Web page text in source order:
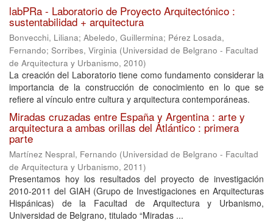
labPRa - Laboratorio de Proyecto Arquitectónico :
sustentabilidad + arquitectura
Bonvecchi, Liliana; Abeledo, Guillermina; Pérez Losada,
Fernando; Sorribes, Virginia (Universidad de Belgrano - Facultad
de Arquitectura y Urbanismo, 2010)
La creación del Laboratorio tiene como fundamento considerar la
importancia de la construcción de conocimiento en lo que se
refiere al vínculo entre cultura y arquitectura contemporáneas.
Miradas cruzadas entre España y Argentina : arte y
arquitectura a ambas orillas del Atlántico : primera
parte
Martínez Nespral, Fernando (Universidad de Belgrano - Facultad
de Arquitectura y Urbanismo, 2011)
Presentamos hoy los resultados del proyecto de investigación
2010-2011 del GIAH (Grupo de Investigaciones en Arquitecturas
Hispánicas) de la Facultad de Arquitectura y Urbanismo,
Universidad de Belgrano, titulado “Miradas ...